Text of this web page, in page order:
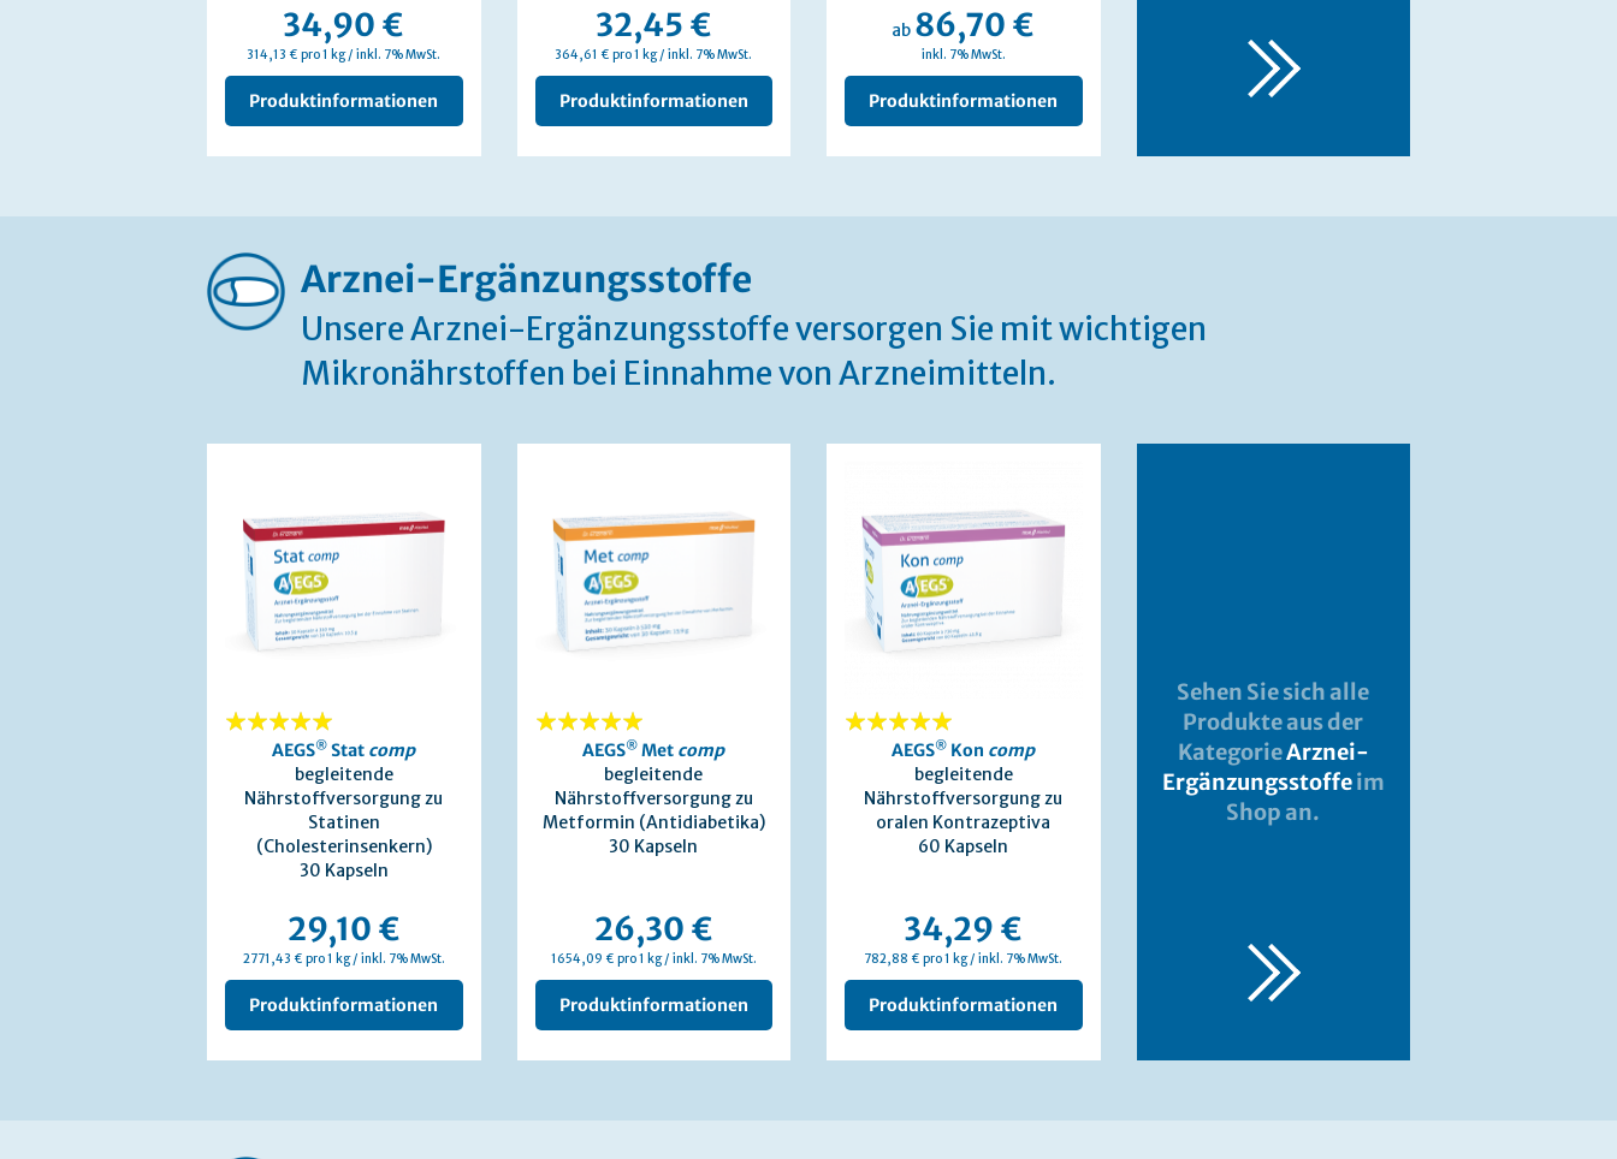
34,90 €
314,13 € pro 1 kg / inkl. 7% MwSt.
Produktinformationen
32,45 €
364,61 € pro 1 kg / inkl. 7% MwSt.
Produktinformationen
ab 86,70 €
inkl. 7% MwSt.
Produktinformationen
Arznei-Ergänzungsstoffe
Unsere Arznei-Ergänzungsstoffe versorgen Sie mit wichtigen
Mikronährstoffen bei Einnahme von Arzneimitteln.
AEGS® Stat comp
begleitende
Nährstoffversorgung zu
Statinen
(Cholesterinsenkern)
30 Kapseln
29,10 €
2771,43 € pro 1 kg / inkl. 7% MwSt.
Produktinformationen
AEGS® Met comp
begleitende
Nährstoffversorgung zu
Metformin (Antidiabetika)
30 Kapseln
26,30 €
1654,09 € pro 1 kg / inkl. 7% MwSt.
Produktinformationen
AEGS® Kon comp
begleitende
Nährstoffversorgung zu
oralen Kontrazeptiva
60 Kapseln
34,29 €
782,88 € pro 1 kg / inkl. 7% MwSt.
Produktinformationen
Sehen Sie sich alle
Produkte aus der
KategorieArznei-
Ergänzungsstoffeim
Shop an.